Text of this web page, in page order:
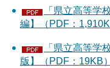
「県立高等学
編】（PDF：
「県立高等学
版】（PDF：19KB）